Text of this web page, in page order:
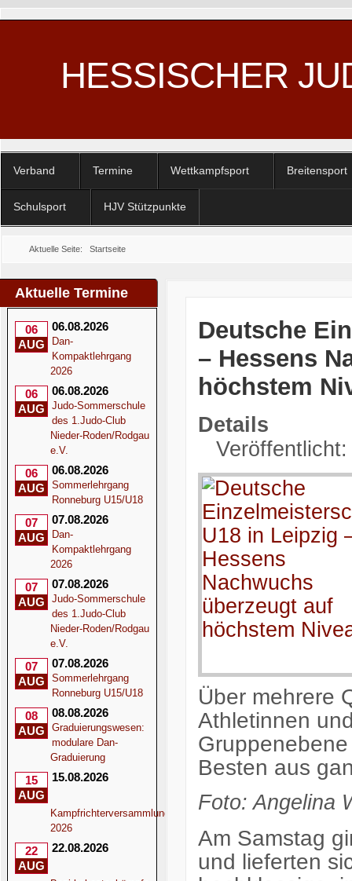
HESSISCHER
Verband Termine Wettkampfsport Breitensport
Schulsport HJV Stützpunkte
Aktuelle Seite: Startseite
Aktuelle Termine
06
AUG
06.08.2026
Dan-
Kompaktlehrgang
2026
06
AUG
06.08.2026
Judo-Sommerschule
des 1.Judo-Club
Nieder-Roden/Rodgau
e.V.
06
AUG
06.08.2026
Sommerlehrgang
Ronneburg U15/U18
07
AUG
07.08.2026
Dan-
Kompaktlehrgang
2026
07
AUG
07.08.2026
Judo-Sommerschule
des 1.Judo-Club
Nieder-Roden/Rodgau
e.V.
07
AUG
07.08.2026
Sommerlehrgang
Ronneburg U15/U18
08
AUG
08.08.2026
Graduierungswesen:
modulare Dan-
Graduierung
15
AUG
15.08.2026
Kampfrichterversammlung
2026
22
AUG
22.08.2026
Deutsche
– Hessens
höchstem
Details
Über mehrere
Athletinnen
Besten aus
Foto: Angelina
Am Samstag
und lieferten